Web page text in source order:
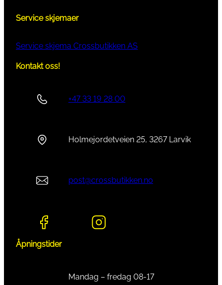
Service skjemaer
Service skjema Crossbutikken AS
Kontakt oss!
+47 33 19 28 00
Holmejordetveien 25, 3267 Larvik
post@crossbutikken.no
Åpningstider
Mandag – fredag 08-17